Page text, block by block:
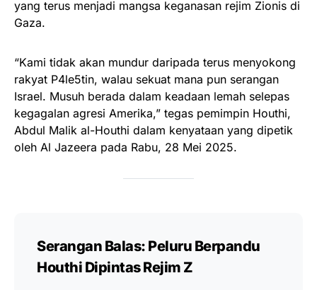
yang terus menjadi mangsa keganasan rejim Zionis di
Gaza.
“Kami tidak akan mundur daripada terus menyokong
rakyat P4le5tin, walau sekuat mana pun serangan
Israel. Musuh berada dalam keadaan lemah selepas
kegagalan agresi Amerika,” tegas pemimpin Houthi,
Abdul Malik al-Houthi dalam kenyataan yang dipetik
oleh Al Jazeera pada Rabu, 28 Mei 2025.
Serangan Balas: Peluru Berpandu
Houthi Dipintas Rejim Z